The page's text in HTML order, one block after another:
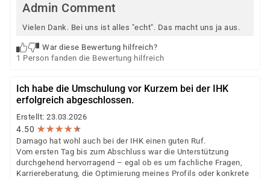
Admin Comment
Vielen Dank. Bei uns ist alles "echt". Das macht uns ja aus.
War diese Bewertung hilfreich?
1 Person fanden die Bewertung hilfreich
Ich habe die Umschulung vor Kurzem bei der IHK
erfolgreich abgeschlossen.
Erstellt: 23.03.2026
4.50 ★★★★★
★★★★★
Damago hat wohl auch bei der IHK einen guten Ruf.
Vom ersten Tag bis zum Abschluss war die Unterstützung
durchgehend hervorragend – egal ob es um fachliche Fragen,
Karriereberatung, die Optimierung meines Profils oder konkrete